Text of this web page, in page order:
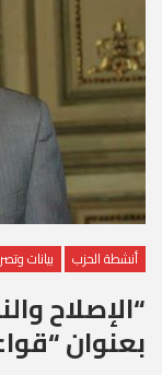
أنشطة الحزب بيانات
“الإصلاح
بعنوان